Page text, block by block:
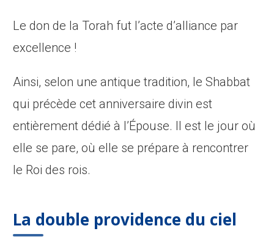
Le don de la Torah fut l’acte d’alliance par
excellence !
Ainsi, selon une antique tradition, le Shabbat
qui précède cet anniversaire divin est
entièrement dédié à l’Épouse. Il est le jour où
elle se pare, où elle se prépare à rencontrer
le Roi des rois.
La double providence du ciel